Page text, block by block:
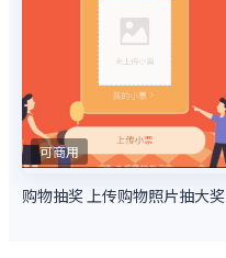
可商用
购物抽奖 上传购物照片抽大奖